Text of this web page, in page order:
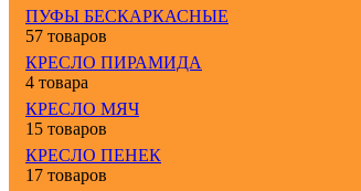
ПУФЫ БЕСКАРКАСНЫЕ
57 товаров
КРЕСЛО ПИРАМИДА
4 товара
КРЕСЛО МЯЧ
15 товаров
КРЕСЛО ПЕНЕК
17 товаров